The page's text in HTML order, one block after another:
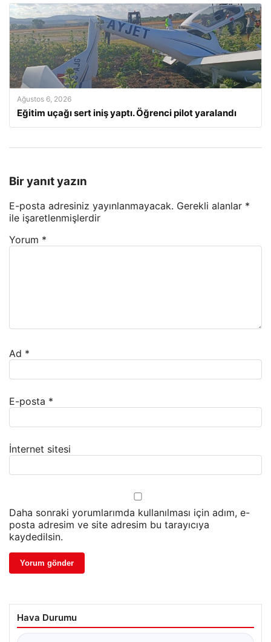
Ağustos 6, 2026
Eğitim uçağı sert iniş yaptı. Öğrenci pilot yaralandı
Bir yanıt yazın
E-posta adresiniz yayınlanmayacak. Gerekli alanlar *
ile işaretlenmişlerdir
Yorum *
Ad *
E-posta *
İnternet sitesi
Daha sonraki yorumlarımda kullanılması için adım, e-
posta adresim ve site adresim bu tarayıcıya
kaydedilsin.
Hava Durumu